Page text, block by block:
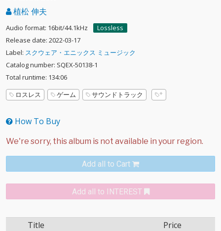
植松 伸夫
Audio format: 16bit/44.1kHz
Lossless
Release date: 2022-03-17
Label: スクウェア・エニックス ミュージック
Catalog number: SQEX-50138-1
Total runtime: 134:06
ロスレス
ゲーム サウンドトラック
How To Buy
Add all to Cart
Add all to INTEREST
Title Price